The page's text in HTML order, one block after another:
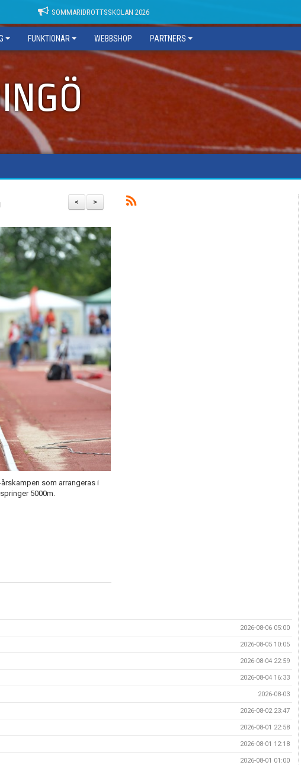
SOMMARIDROTTSSKOLAN 2026
FUNKTIONÄR WEBBSHOP PARTNERS
>
<
som arrangeras i
5000m.
2026-08-06 05:00
2026-08-05 10:05
2026-08-04 22:59
2026-08-04 16:33
2026-08-03
2026-08-02 23:47
2026-08-01 22:58
2026-08-01 12:18
2026-08-01 01:00